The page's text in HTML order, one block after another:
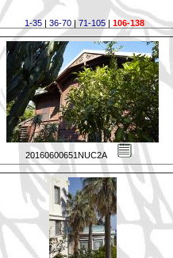
1-35 | 36-70 |71-105| 106-138
20160600651NUC2A